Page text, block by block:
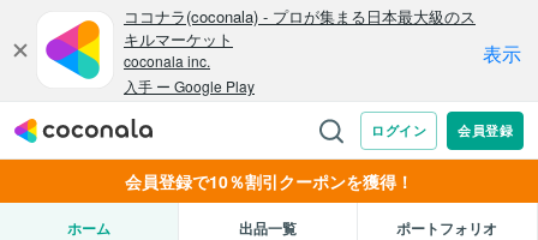
会員登録で10％割引クーポンを獲得！
ホーム 出品一覧 ポートフォリオ